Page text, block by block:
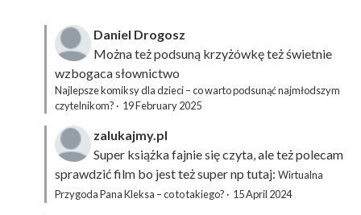
Daniel Drogosz
Można też podsuną krzyżówkęteż świetnie
wzbogaca słownictwo
Najlepsze komiksy dla dzieci – co warto podsunąć najmłodszym
czytelnikom? · 19 February 2025
zalukajmy.pl
Super książka fajnie się czyta, ale też polecam
sprawdzić film bo jest też super np tutaj: Wirtualna
Przygoda Pana Kleksa – co to takiego? · 15 April 2024